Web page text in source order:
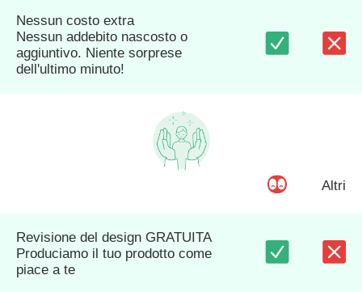
Nessun costo extra
Nessun addebito nascosto o
aggiuntivo. Niente sorprese
dell'ultimo minuto!
Altri
Revisione del design GRATUITA
Produciamo il tuo prodotto come
piace a te